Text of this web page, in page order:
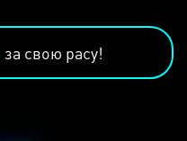
за свою расу!